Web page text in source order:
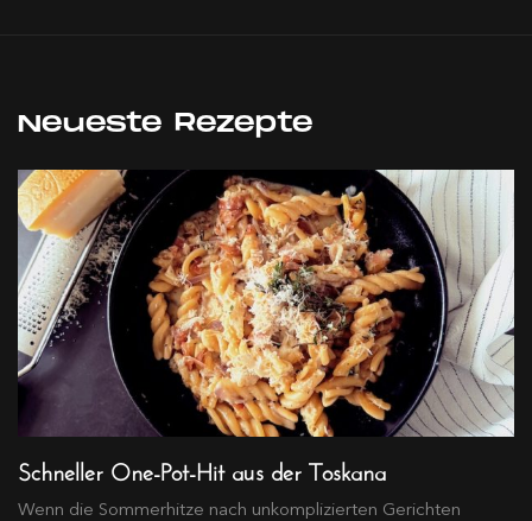
Neueste Rezepte
Schneller One-Pot-Hit aus der Toskana
Wenn die Sommerhitze nach unkomplizierten Gerichten